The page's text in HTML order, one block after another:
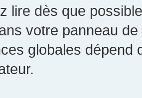
lire dès que
votre panneau
globales dépend